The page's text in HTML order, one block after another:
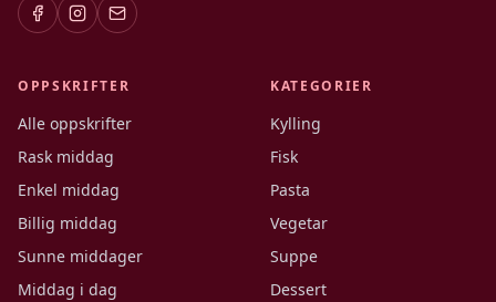
OPPSKRIFTER
Alle oppskrifter
Rask middag
Enkel middag
Billig middag
Sunne middager
Middag i dag
KATEGORIER
Kylling
Fisk
Pasta
Vegetar
Suppe
Dessert